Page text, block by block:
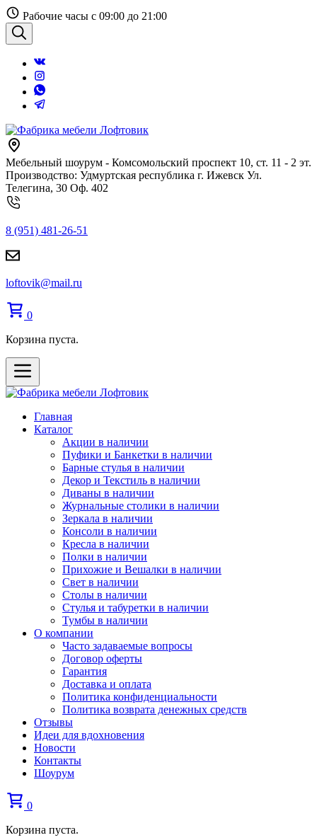
Перейти
к
содержанию
Рабочие часы с 09:00 до 21:00
Поиск
Мебельный шоурум - Комсомольский проспект 10, ст. 11 - 2 эт.
Производство: Удмуртская республика г. Ижевск Ул.
Телегина, 30 Оф. 402
8 (951) 481-26-51
loftovik@mail.ru
0
Корзина пуста.
Главная
Каталог
Акции в наличии
Пуфики и Банкетки в наличии
Барные стулья в наличии
Декор и Текстиль в наличии
Диваны в наличии
Журнальные столики в наличии
Зеркала в наличии
Консоли в наличии
Кресла в наличии
Полки в наличии
Прихожие и Вешалки в наличии
Свет в наличии
Столы в наличии
Стулья и табуретки в наличии
Тумбы в наличии
О компании
Часто задаваемые вопросы
Договор оферты
Гарантия
Доставка и оплата
Политика конфиденциальности
Политика возврата денежных средств
Отзывы
Идеи для вдохновения
Новости
Контакты
Шоурум
0
Корзина пуста.